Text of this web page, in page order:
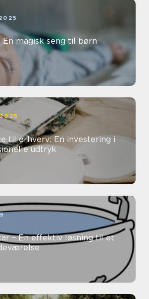
En magisk seng til børn
til erhverv: En investering i
udtryk
– En effektiv løsning til et